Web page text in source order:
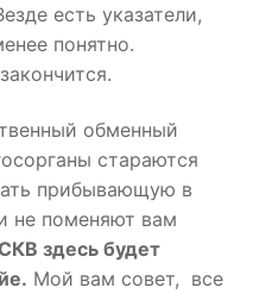
есть указатели,
понятно.
обменный
стараются
прибывающую в
не поменяют вам
здесь будет
Мой вам совет, все